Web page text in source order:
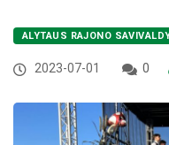
ALYTAUS RAJONO
2023-07-01 0